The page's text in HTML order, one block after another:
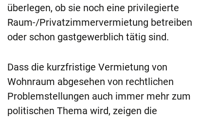
überlegen, ob sie noch eine privilegierte
Raum-/Privatzimmervermietung betreiben
oder schon gastgewerblich tätig sind.
Dass die kurzfristige Vermietung von
Wohnraum abgesehen von rechtlichen
Problemstellungen auch immer mehr zum
politischen Thema wird, zeigen die